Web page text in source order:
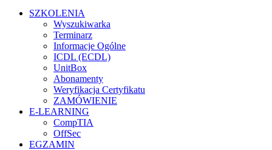
SZKOLENIA
Wyszukiwarka
Terminarz
Informacje Ogólne
ICDL (ECDL)
UnitBox
Abonamenty
Weryfikacja Certyfikatu
ZAMÓWIENIE
E-LEARNING
CompTIA
OffSec
EGZAMIN